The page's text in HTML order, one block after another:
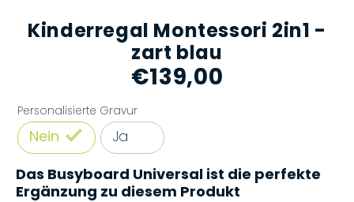
Kinderregal Montessori 2in1 -
zart blau
€139,00
Personalisierte Gravur
Nein
Ja
Das Busyboard Universal ist die perfekte
Ergänzung zu diesem Produkt